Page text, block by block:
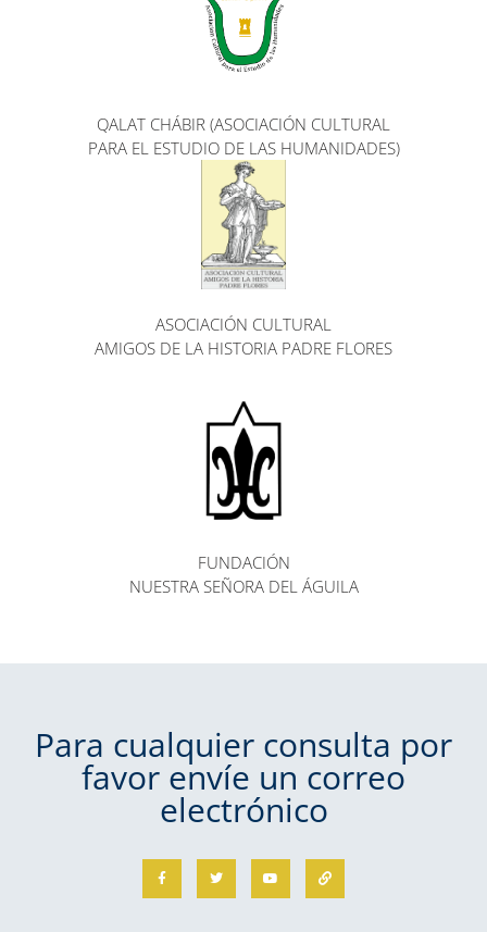
QALAT CHÁBIR (ASOCIACIÓN CULTURAL
PARA EL ESTUDIO DE LAS HUMANIDADES)
ASOCIACIÓN CULTURAL
AMIGOS DE LA HISTORIA PADRE FLORES
FUNDACIÓN
NUESTRA SEÑORA DEL ÁGUILA
Para cualquier consulta por
favor envíe un correo
electrónico